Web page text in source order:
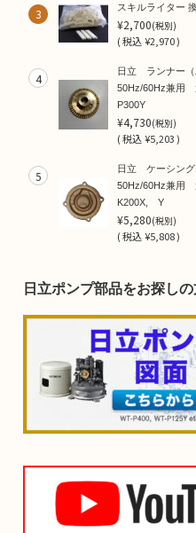
3 スキルライター
¥2,700(税別)
(税込¥2,970 )
4
日立 ランナー
50Hz/60Hz兼用
P300Y
¥4,730(税別)
(税込¥5,203 )
5
日立 ケーシン
50Hz/60Hz兼用
K200X, Y
¥5,280(税別)
(税込¥5,808 )
日立ポンプ部品をお探し